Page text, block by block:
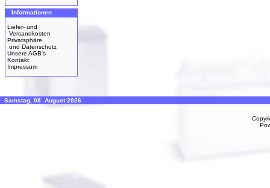
Informationen
Liefer- und
Versandkosten
Privatsphäre
und Datenschutz
Unsere AGB's
Kontakt
Impressum
Samstag, 08. August 2026